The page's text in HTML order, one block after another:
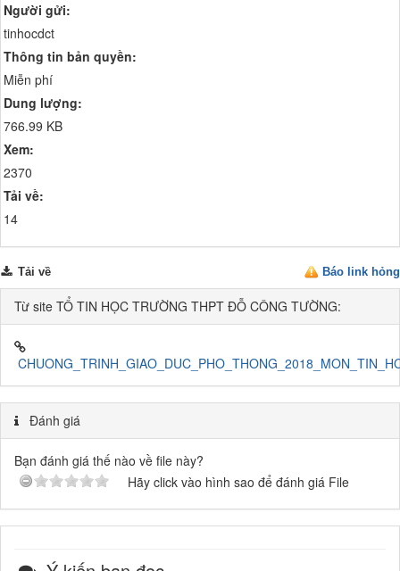
Người gửi:
tinhocdct
Thông tin bản quyền:
Miễn phí
Dung lượng:
766.99 KB
Xem:
2370
Tải về:
14
Báo link hỏng
Tải về
Từ site TỔ TIN HỌC TRƯỜNG THPT ĐỖ CÔNG TƯỜNG:
Đánh giá
Bạn đánh giá thế nào về file này?
Hãy click vào hình sao để đánh giá File